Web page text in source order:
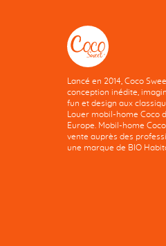
Lancé en 2014, Coco
conception inédite,
fun et design aux
Louer mobil-home Coco
Europe. Mobil-home
vente auprès des
une marque de BIO